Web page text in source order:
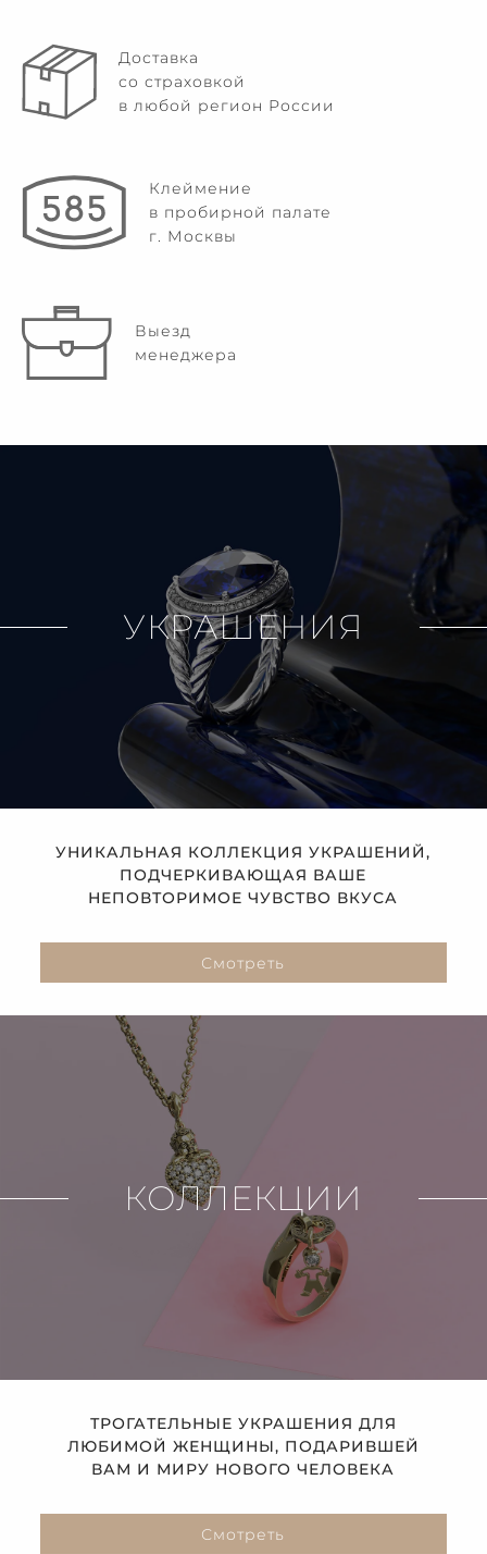
Доставка
со страховкой
в любой регион России
Клеймение
в пробирной палате
г. Москвы
Выезд
менеджера
УКРАШЕНИЯ
УНИКАЛЬНАЯ КОЛЛЕКЦИЯ УКРАШЕНИЙ,
ПОДЧЕРКИВАЮЩАЯ ВАШЕ
НЕПОВТОРИМОЕ ЧУВСТВО ВКУСА
Смотреть
КОЛЛЕКЦИИ
ТРОГАТЕЛЬНЫЕ УКРАШЕНИЯ ДЛЯ
ЛЮБИМОЙ ЖЕНЩИНЫ, ПОДАРИВШЕЙ
ВАМ И МИРУ НОВОГО ЧЕЛОВЕКА
Смотреть